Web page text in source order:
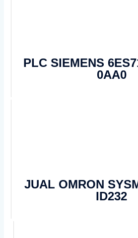
PLC SIEMENS
0AA0
JUAL OMRON
ID232